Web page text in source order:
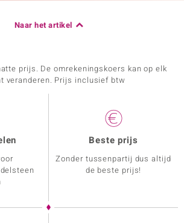
Naar het artikel
prijs. De omrekeningskoers kan op elk
veranderen. Prijs inclusief btw
Beste prijs
Zonder tussenpartij dus altijd
de beste prijs!